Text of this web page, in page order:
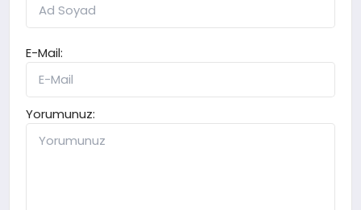
E-Mail:
Yorumunuz: